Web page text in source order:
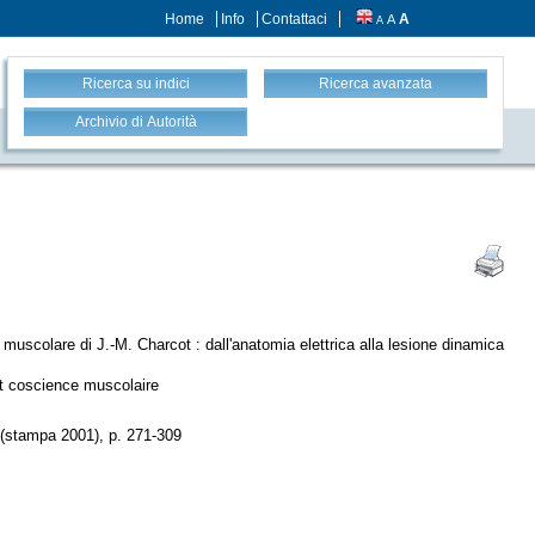
Home Info Contattaci A A A
Ricerca su indici Ricerca avanzata
Archivio di Autorità